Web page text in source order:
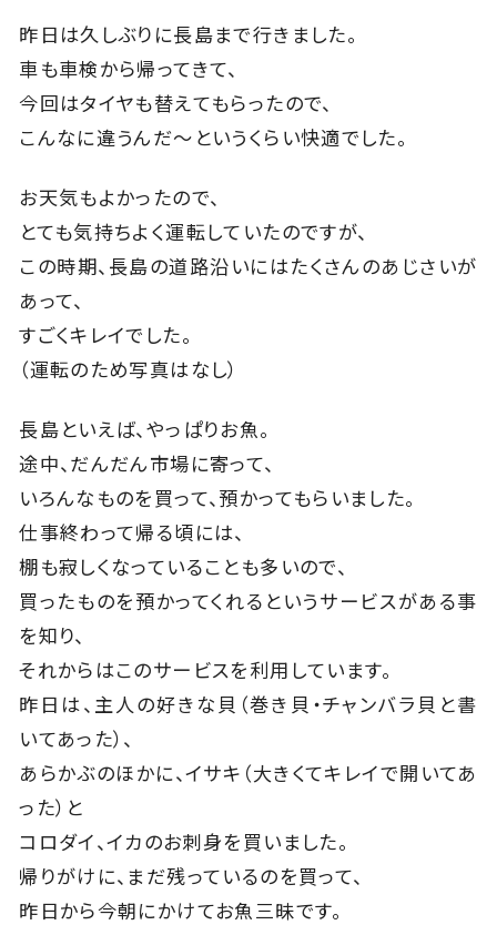
昨日は久しぶりに長島まで行きました。
車も車検から帰ってきて、
今回はタイヤも替えてもらったので、
こんなに違うんだ～というくらい快適でした。
お天気もよかったので、
とても気持ちよく運転していたのですが、
この時期、長島の道路沿いにはたくさんのあじさいが
あって、
すごくキレイでした。
（運転のため写真はなし）
長島といえば、やっぱりお魚。
途中、だんだん市場に寄って、
いろんなものを買って、預かってもらいました。
仕事終わって帰る頃には、
棚も寂しくなっていることも多いので、
買ったものを預かってくれるというサービスがある事
を知り、
それからはこのサービスを利用しています。
昨日は、主人の好きな貝（巻き貝・チャンバラ貝と書
いてあった）、
あらかぶのほかに、イサキ（大きくてキレイで開いてあ
った）と
コロダイ、イカのお刺身を買いました。
帰りがけに、まだ残っているのを買って、
昨日から今朝にかけてお魚三昧です。